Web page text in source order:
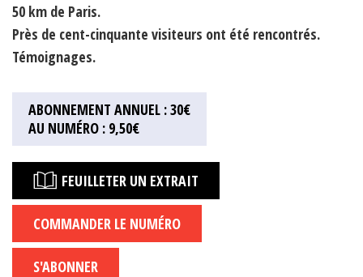
50 km de Paris.
Près de cent-cinquante visiteurs ont été rencontrés.
Témoignages.
ABONNEMENT ANNUEL : 30€
AU NUMÉRO : 9,50€
FEUILLETER UN EXTRAIT
COMMANDER LE NUMÉRO
S'ABONNER